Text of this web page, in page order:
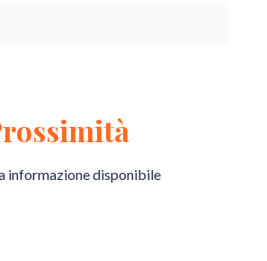
informazione disponibile